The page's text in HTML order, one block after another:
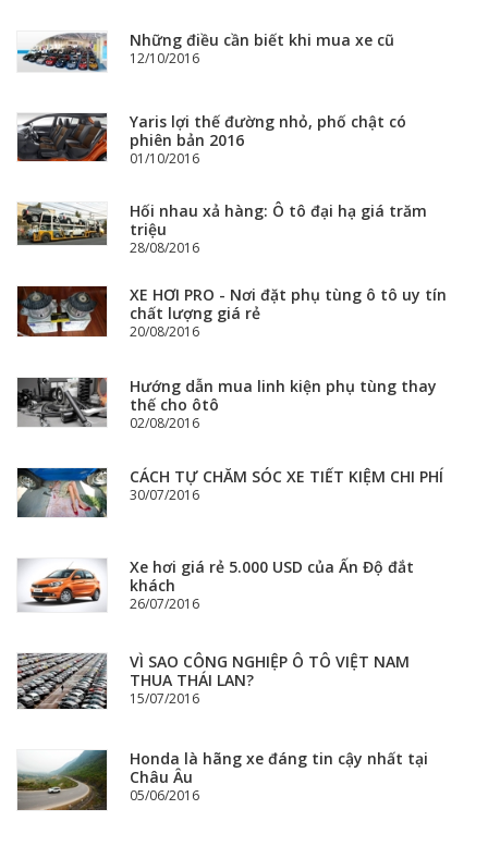
Những điều cần biết khi mua xe cũ
12/10/2016
Yaris lợi thế đường nhỏ, phố chật có
phiên bản 2016
01/10/2016
Hối nhau xả hàng: Ô tô đại hạ giá trăm
triệu
28/08/2016
XE HƠI PRO - Nơi đặt phụ tùng ô tô uy tín
chất lượng giá rẻ
20/08/2016
Hướng dẫn mua linh kiện phụ tùng thay
thế cho ôtô
02/08/2016
CÁCH TỰ CHĂM SÓC XE TIẾT KIỆM CHI PHÍ
30/07/2016
Xe hơi giá rẻ 5.000 USD của Ấn Độ đắt
khách
26/07/2016
VÌ SAO CÔNG NGHIỆP Ô TÔ VIỆT NAM
THUA THÁI LAN?
15/07/2016
Honda là hãng xe đáng tin cậy nhất tại
Châu Âu
05/06/2016